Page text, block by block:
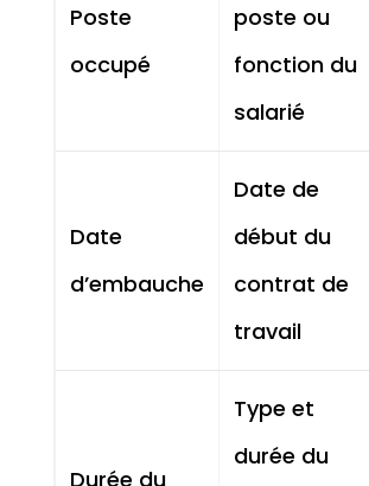
Poste
occupé
poste ou
fonction du
salarié
Date
d’embauche
Date de
début du
contrat de
travail
Durée du
Type et
durée du